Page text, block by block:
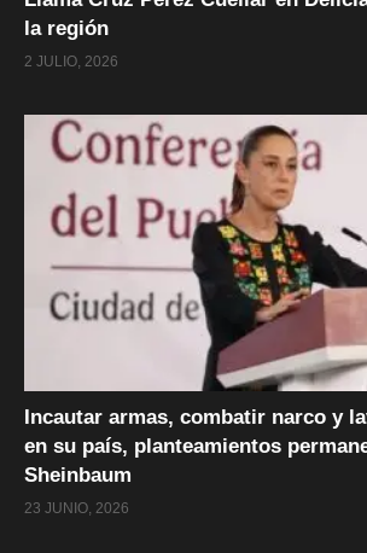
la región
2 JULIO, 2026
Incautar armas, combatir narco y
en su país, planteamientos
Sheinbaum
23 JUNIO, 2026